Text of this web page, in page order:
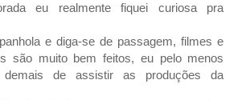
eu realmente fiquei curiosa pra
e diga-se de passagem, filmes e
são muito bem feitos, eu pelo menos
demais de assistir as produções da